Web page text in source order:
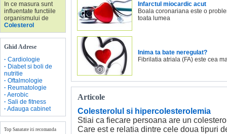
In ce masura sunt
influentate functiile
organismului de
Colesterol
Ghid Adrese
· Cardiologie
· Diabet si boli de
nutritie
· Oftalmologie
· Reumatologie
· Aerobic
· Sali de fitness
· Adauga cabinet
Top Sanatate iti recomanda
Infarctul miocardic acut
Boala coronariana este o
toata lumea
Inima ta bate neregulat?
Fibrilatia atriala (FA) este cea
Articole
Colesterolul si hipercolesterolemia
Stiai ca fiecare persoana are un
Care est e relatia dintre cele doua tipuri